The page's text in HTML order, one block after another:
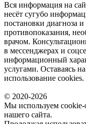
Вся информация на
несёт сугубо
постановки диагноза
противопоказания,
врачом.
в мессенджерах и
информационный
услугами. Оставаясь
использование
© 2020-2026
Мы используем cookie-
нашего сайта.